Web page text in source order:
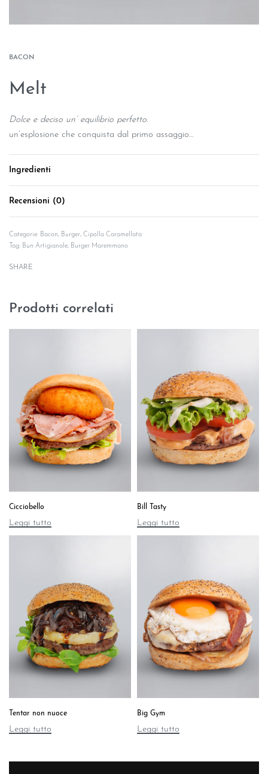
BACON
Melt
Dolce e deciso un’ equilibrio perfetto.
un’esplosione che conquista dal primo assaggio…
Ingredienti
Recensioni (0)
Categorie: Bacon, Burger, Cipolla Caramellata
Tag: Bun Artigianale, Burger Maremmano
SHARE
Prodotti correlati
Cicciobello
Leggi tutto
Bill Tasty
Leggi tutto
Tentar non nuoce
Leggi tutto
Big Gym
Leggi tutto